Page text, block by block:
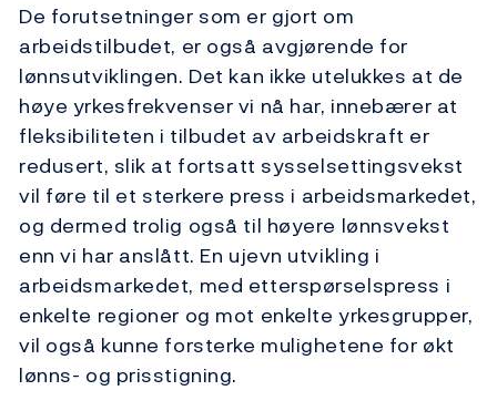
De forutsetninger som er gjort om
arbeidstilbudet, er også avgjørende for
lønnsutviklingen. Det kan ikke utelukkes at de
høye yrkesfrekvenser vi nå har, innebærer at
fleksibiliteten i tilbudet av arbeidskraft er
redusert, slik at fortsatt sysselsettingsvekst
vil føre til et sterkere press i arbeidsmarkedet,
og dermed trolig også til høyere lønnsvekst
enn vi har anslått. En ujevn utvikling i
arbeidsmarkedet, med etterspørselspress i
enkelte regioner og mot enkelte yrkesgrupper,
vil også kunne forsterke mulighetene for økt
lønns- og prisstigning.